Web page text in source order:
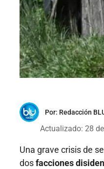
Por: Redacción
Actualizado: 28
Una grave crisis de
dosfacciones